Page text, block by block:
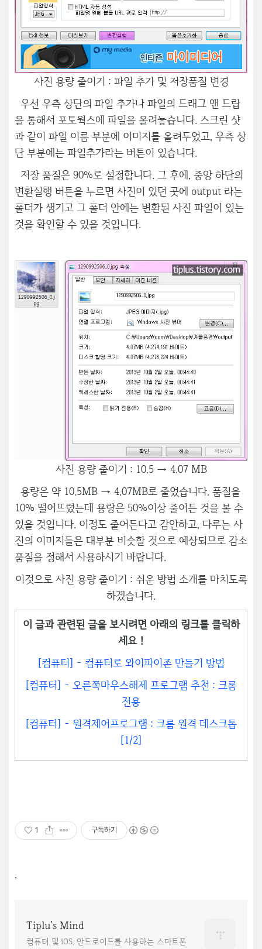
사진 용량 줄이기 : 파일 추가 및 저장품질 변경
우선 우측 상단의 파일 추가나 파일의 드래그 앤 드랍
을 통해서 포토웍스에 파일을 올려놓습니다. 스크린 샷
과 같이 파일 이름 부분에 이미지를 올려두었고, 우측 상
단 부분에는 파일추가라는 버튼이 있습니다.
저장 품질은 90%로 설정합니다. 그 후에, 중앙 하단의
변환실행 버튼을 누르면 사진이 있던 곳에 output 라는
폴더가 생기고 그 폴더 안에는 변환된 사진 파일이 있는
것을 확인할 수 있을 것입니다.
사진 용량 줄이기 : 10.5 → 4.07 MB
용량은 약 10.5MB → 4.07MB로 줄었습니다. 품질을
10% 떨어뜨렸는데 용량은 50%이상 줄어든 것을 볼 수
있을 것입니다. 이정도 줄어든다고 감안하고, 다루는 사
진의 이미지들은 대부분 비슷할 것으로 예상되므로 감소
품질을 정해서 사용하시기 바랍니다.
이것으로 사진 용량 줄이기 : 쉬운 방법 소개를 마치도록
하겠습니다.
이 글과 관련된 글을 보시려면 아래의 링크를 클릭하
세요 !
[컴퓨터] - 컴퓨터로 와이파이존 만들기 방법
[컴퓨터] - 오른쪽마우스해제 프로그램 추천 : 크롬
전용
[컴퓨터] - 원격제어프로그램 : 크롬 원격 데스크톱
[1/2]
1 구독하기
,
Tiplu's Mind
컴퓨터 및 iOS, 안드로이드를 사용하는 스마트폰